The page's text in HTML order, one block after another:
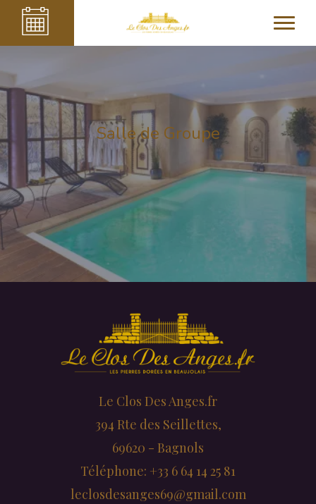
Salle de Groupe
Le Clos Des Anges.fr
394 Rte des Seillettes,
69620 - Bagnols
Téléphone: +33 6 64 14 25 81
leclosdesanges69@gmail.com